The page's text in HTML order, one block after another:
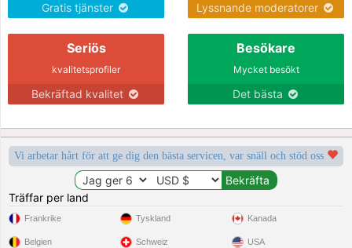
Gratis tjänster Lyssnande moderatorer
Seriös
kvalitetsprofiler
Bekräftad kvalitet
Besökare
Mycket besökt
Det bästa
Vi arbetar hårt för att ge dig den bästa servicen, var snäll och stöd oss
Träffar per land
Frankrike
Belgien
Tyskland
Schweiz
Kanada
USA